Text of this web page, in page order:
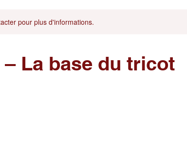
pour plus d'informations.
La base du tricot